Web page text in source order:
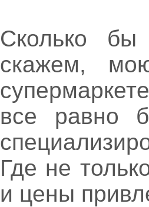
Сколько
скажем,
все равно
Где не
и цены